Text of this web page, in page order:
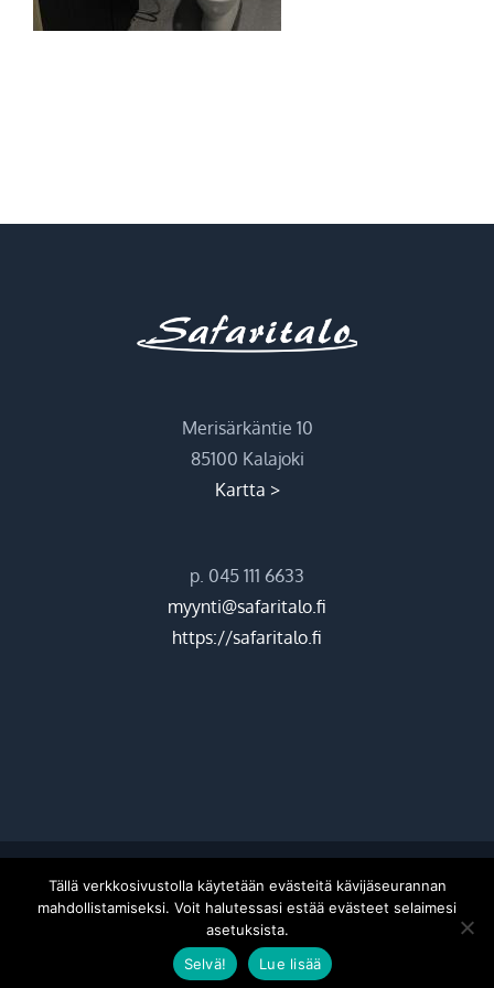
Merisärkäntie 10
85100 Kalajoki
Kartta >
p. 045 111 6633
myynti@safaritalo.fi
https://safaritalo.fi
©2026 Hiekkasärkkien ohjelmapalvelut Oy |Donetti
FacebookInstagram
Tällä verkkosivustolla käytetään evästeitä kävijäseurannan
mahdollistamiseksi. Voit halutessasi estää evästeet selaimesi
asetuksista.
Selvä!
Lue lisää